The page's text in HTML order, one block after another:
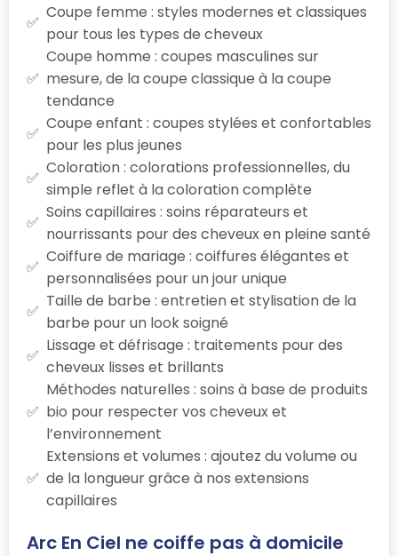
Coupe femme : styles modernes et classiques
pour tous les types de cheveux
Coupe homme : coupes masculines sur
mesure, de la coupe classique à la coupe
tendance
Coupe enfant : coupes stylées et confortables
pour les plus jeunes
Coloration : colorations professionnelles, du
simple reflet à la coloration complète
Soins capillaires : soins réparateurs et
nourrissants pour des cheveux en pleine santé
Coiffure de mariage : coiffures élégantes et
personnalisées pour un jour unique
Taille de barbe : entretien et stylisation de la
barbe pour un look soigné
Lissage et défrisage : traitements pour des
cheveux lisses et brillants
Méthodes naturelles : soins à base de produits
bio pour respecter vos cheveux et
l’environnement
Extensions et volumes : ajoutez du volume ou
de la longueur grâce à nos extensions
capillaires
Arc En Ciel ne coiffe pas à domicile